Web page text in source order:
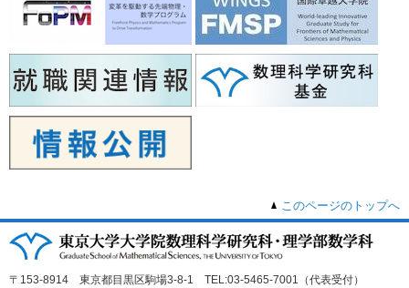
このページのトップへ
〒153-8914 東京都目黒区駒場3-8-1 TEL:03-5465-7001（代表受付）